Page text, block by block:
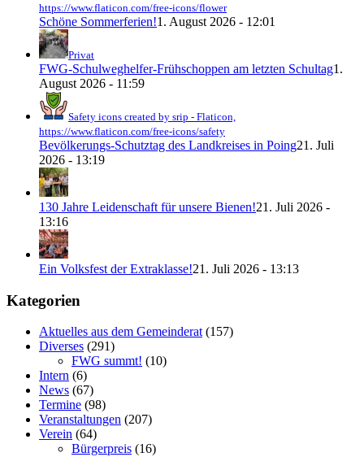
https://www.flaticon.com/free-icons/flower
Schöne Sommerferien!1. August 2026 - 12:01
Privat
FWG-Schulweghelfer-Frühschoppen am letzten Schultag1.
August 2026 - 11:59
Safety icons created by srip - Flaticon,
https://www.flaticon.com/free-icons/safety
Bevölkerungs-Schutztag des Landkreises in Poing21. Juli
2026 - 13:19
130 Jahre Leidenschaft für unsere Bienen!21. Juli 2026 -
13:16
Ein Volksfest der Extraklasse!21. Juli 2026 - 13:13
Kategorien
Aktuelles aus dem Gemeinderat (157)
Diverses (291)
FWG summt! (10)
Intern (6)
News (67)
Termine (98)
Veranstaltungen (207)
Verein (64)
Bürgerpreis (16)